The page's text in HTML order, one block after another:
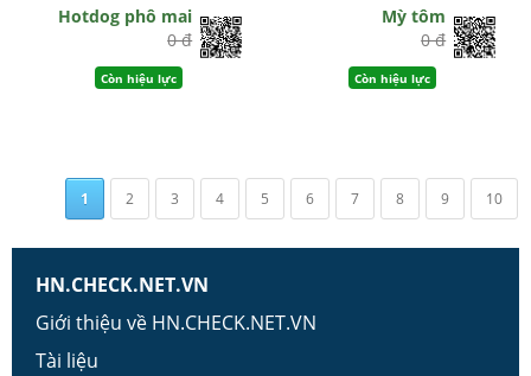
Hotdog phô mai
0 đ
Còn hiệu lực
Mỳ tôm
0 đ
Còn hiệu lực
1 2 3 4 5 6 7 8 9 10
HN.CHECK.NET.VN
Giới thiệu về HN.CHECK.NET.VN
Tài liệu